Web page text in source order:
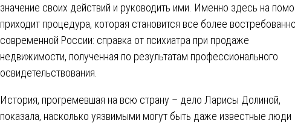
значение своих действий и руководить ими. Именно здесь на
приходит процедура, которая становится все более
современной России: справка от психиатра при продаже
недвижимости, полученная по результатам профессионального
освидетельствования.
История, прогремевшая на всю страну – дело Ларисы Долиной,
показала, насколько уязвимыми могут быть даже известные люди